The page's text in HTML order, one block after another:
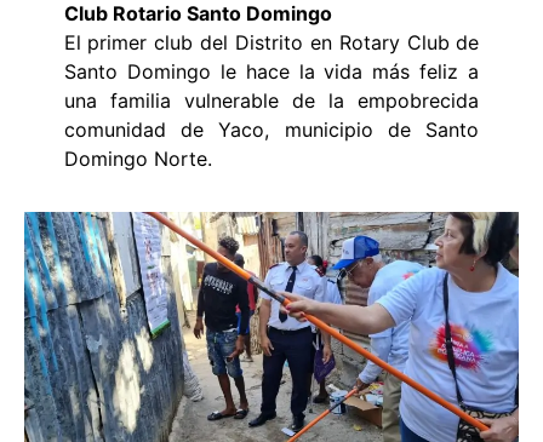
Club Rotario Santo Domingo
El primer club del Distrito en Rotary Club de
Santo Domingo le hace la vida más feliz a
una familia vulnerable de la empobrecida
comunidad de Yaco, municipio de Santo
Domingo Norte.